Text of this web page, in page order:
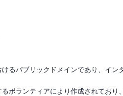
るパブリックドメインであり、イ
るボランティアにより作成されており